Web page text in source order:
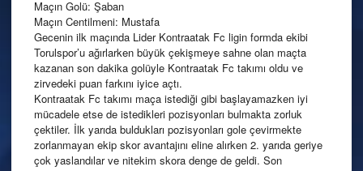
Maçın Golü: Şaban
Maçın Centilmeni: Mustafa
Gecenin ilk maçında Lider Kontraatak Fc ligin formda ekibi
Torulspor’u ağırlarken büyük çekişmeye sahne olan maçta
kazanan son dakika golüyle Kontraatak Fc takımı oldu ve
zirvedeki puan farkını iyice açtı.
Kontraatak Fc takımı maça istediği gibi başlayamazken iyi
mücadele etse de istedikleri pozisyonları bulmakta zorluk
çektiler. İlk yarıda buldukları pozisyonları gole çevirmekte
zorlanmayan ekip skor avantajını eline alırken 2. yarıda geriye
çok yaslandılar ve nitekim skora denge de geldi. Son